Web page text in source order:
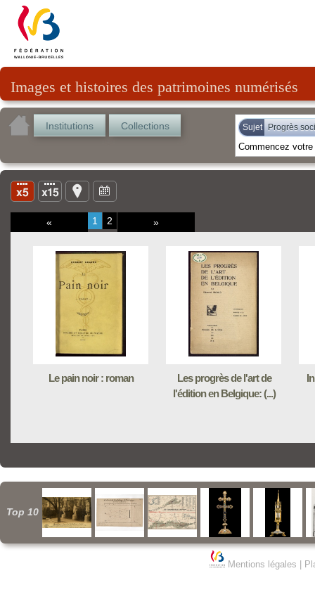
Images et histoires des patrimoines numérisés
Institutions Collections Sujet Progrès
« 1 2 »
Le pain noir : roman
Les progrès de l'art de
l'édition en Belgique: (...)
Top 10
Mentions légales